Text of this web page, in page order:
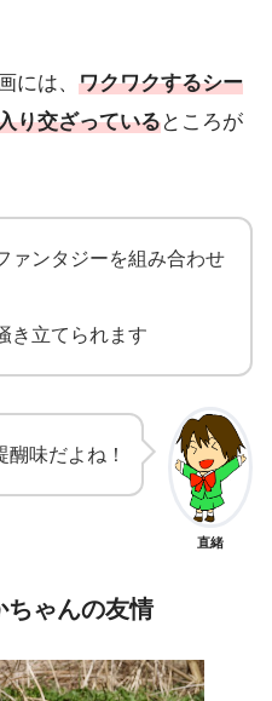
には、 ワクワクするシー
り交ざっているところが
ァンタジーを組み合わせ
き立てられます
直緒
味だよね！
ゃんの友情